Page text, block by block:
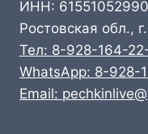
ИНН:
Ростовская обл.,
Тел: 8-928-164-
WhatsApp: 8-928-
Email: